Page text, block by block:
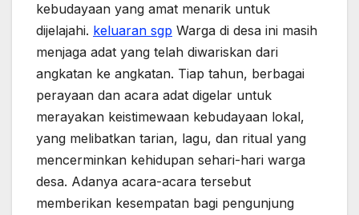
kebudayaan yang amat menarik untuk
dijelajahi. keluaran sgp Warga di desa ini masih
menjaga adat yang telah diwariskan dari
angkatan ke angkatan. Tiap tahun, berbagai
perayaan dan acara adat digelar untuk
merayakan keistimewaan kebudayaan lokal,
yang melibatkan tarian, lagu, dan ritual yang
mencerminkan kehidupan sehari-hari warga
desa. Adanya acara-acara tersebut
memberikan kesempatan bagi pengunjung